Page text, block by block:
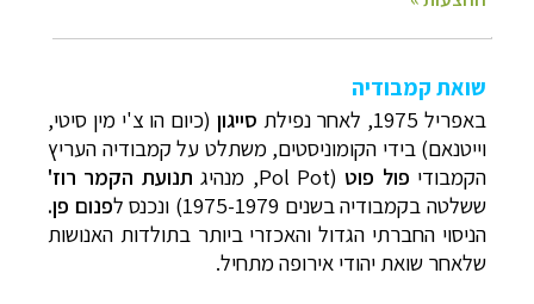
שואת קמבודיה
באפריל 1975, לאחר נפילת
סייגון (כיום הו צ'י מין סיטי,
וייטנאם) בידי הקומוניסטים, משתלט על קמבודיה העריץ
הקמבודי פול פוט(Pol Pot, מנהיג תנועת הקמר רוז'
ששלטה בקמבודיה בשנים 1975-1979
) ונכנס לפנום פן.
הניסוי החברתי הגדול והאכזרי ביותר בתולדות האנושות
שלאחר שואת יהודי אירופה מתחיל.